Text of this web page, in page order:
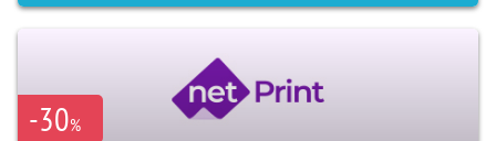
-30%